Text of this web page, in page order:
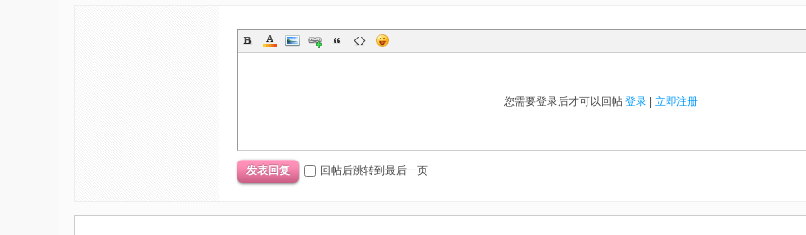
您需要登录后才可以回帖 登录| 立即注册
发表回复 回帖后跳转到最后一页